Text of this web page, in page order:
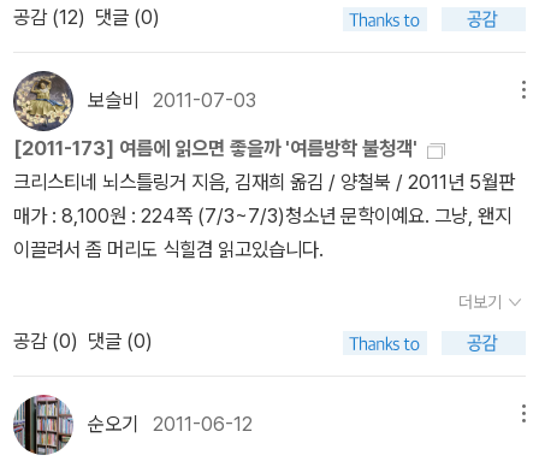
대회 대상도서는 일단 도서관에서 찾아보고... 일과 직업 시리즈 <영
차영차 그물을 올려라> 는 어부가 하는 일을 알게 해주는 책이고,<나
는 우리 마을 주치의>는 의사선생님에 대해 알 수 있는 책이다. 우리
동네에서 한 자리에서 20년 이상 의원을 하는나의 주치의는 동갑이
지만, 여전히 청년처럼 곱다.나는 고혈압 약을 먹으며 늙어간다고 억
울해했더니당신은 겉만 멀쩡하지 고개가 뒤로 돌아가지 않는다며억
울해할 것 없다고 하더라.ㅋㅋ 일과 직업 시리즈는 내가 좋아하는 책
이라 꼭 구입하는데,신간 2권만 갖추면 시리즈를 모두 소장한다.<그
장바구니에 넣고 싶은 책은 늘 넘치지만나를 비롯한 대다수
알라디너에게 지름신 강림을 최대한 자제하도록 요구하는 건 아름다
운 미덕일지도!^^다음 다섯 권은 늘푸른 작은도서관 통장에서 결제하
고 구입할 예정이다. 알라디너 '된장' 최종규님의 책 <뿌리 깊은 글쓰
기> 희망찬샘이 추천한 <독서교육 길라잡이> 중학교 독서회원이 신
인지라 다 완결되면 다시 한번 오디오북으로 읽어볼까합니다. 판타
지소설로 분류하기에 살짝 에매모호한 책이었어요. 성장문학이면서,
미스터리적이기도 하지만 군데 군데 판타지적인 요소들이 이 책을 더
아름답게 느꼈기에 판타지 쪽으로 장르를 선택한 책입니다. 어슐러
르귄의 '어스시의 마법사'는 정말 오랜동안 기대했는데, 기대를 너무
많이해서 좀.... 영어로 읽어야지 더 재미있지 않을까 고민되게 했던
작품이예요. 내년에 영어와 오디오북 함께 도전해볼까 살짝 고민해봅
각으로 쓴 판타지인데 나쁘지 않았어요. 다만, 저는 르귄여사의 작품
이 SF소설이 더 인상적이었던것 같습니다. 1권 읽어보고 다음 권도
구입해서 읽어볼까? 하다가 관두었습니다. 좀 심심했다고 할까요. 구
입보다는 도서관에서 가끔씩 대출해서 읽어보면 좋을것 같아요. 기
대를 했는데, 생각보다 좀 지루했다고 할까... 아이디어는 좋았는데,
던 싸움에 연대했던 경험으로, 비정규직 시대의 불안정한 고용과 열
악한 노동현실을 고발하는 르포다.새벽 6시부터 하루 10시간 이상
노동하면서 고작 75만원을 받는 청소노동자들과, 하루 8시간의 노동
만으론 도저히 살 수 없어 야근이나 특근을 해야만 생계를 꾸리는 현
실에 '인간답게' 살 권리를 요구하는 노동자들을 폭력으로 제압하는
정부와 사용자들. 수조원의 순이익을 내면서도 노동자의 희생만 요구
하는 그들은 상생을 모른단 말인가! 읽는내내 분통이 터지고 눈물도
났다. 많이 배우고 가진 자들이 뭐하는 짓인지... 이 따위 인간들을 보
면, 내 자식이 공부 잘해서 높은 자리에 오르고 지도자가 되었을 때 저
도 눈물도 없는 세상이 되어 가는데, 그래도 의식 있는 젊은이들이 있
고, 더불어 잘 살기 위해 힘쓰고 실천하는 사람들이 있어 희망의 끈을
놓지는 않는다. 인간적인 존중을 받지 못하는 비정규직 노동자들과
에 공개하겠습니다.^^ << 펼친 부분 접기 <<3. 방과후학교 코디네이
데, 코디 채용공고에 아무도 응시하지 않았다고 겸할 수 있는지 물었
다. 8월초채용공고를 보면서, '이거 내가 하면 딱인데...' 생각했었는
데 잘됐다 싶었다. 16일 서류를 준비해 접수하고, 23일 운영위 심의
를 거쳐 확정됐는데 주2회 수업은 안하고 코디업무만 보기로 했다.
방과후학교 코디는 하루 3시간 월 50만원씩 5개월 근무한다. 확정된
내 근무시간은 오후 2시 30분부터 5시 30분까지라 딱 좋다. 하지만
미를 하지 못한다.오늘까지 여덟 번으로 끝나게 됐지만, 누군가 오전
시간으로 바꿔주면 계속 할 수도 있다. 독서회원 중에 내 후임으로 봉
사하겠다더니 매주 묶이는 게 쉽지 않은지 하루 더 심사숙고하겠단
다. 맡은 일이 어려운 건 아닌데 내 시간을 남 위해 쓴다는게 생각처럼
쉬운 일은 아니다. 4. 사람은 앞일을 모른다. 지난 6월 가정위탁에 관
책을 꼭 읽어보고 싶은 생각이 없었으니 어제를 기점으로 달라졌다.
당장이라도 책을 펼쳐서 읽고 싶지만, 그렇게 할 수 없는 여건이 아쉬
운 지금. 이 책의 리뷰들을 읽으면서 얼른 내 손에 [닉 부이치치의 허
그]를 올려놓으리라 다짐한다.지금 내가 처한 건 닉 부이치치의 삶에
비하면 아무것도 아닌 듯.보다 밝고 긍정적인 삶을 사는 나 자신이 되
어야겠다고 생각한다. 책을 읽기도 전에 그런 생각이 드는데, 책을 읽
고 나 자신의 모습이 어떨런지...닉 부이치치의 허그(HUG) 닉 부이
치치 지음, 최종훈 옮김 / 두란노 / 2010년 10월언제나 환율에 민감
해지는 나.예전에 한국에 살 땐 환율변동은 그저 교과서에 나오는 것
정도로 생각했던 때가 있다. IMF 때가 되어서야 비로소 '아, 국가 경
폐전쟁 시리즈를 보면서, 꼭 읽고 싶다는 생각이 든다. 전 세계가 유기
적으로 돌아가며 국가간 밀접한 영향력이 발휘되는 21세기 우리나라
공감 (12) 댓글 (0)
보슬비 2011-07-03
[2011-173] 여름에 읽으면 좋을까 '여름방학 불청객'
크리스티네 뇌스틀링거 지음, 김재희 옮김 / 양철북 / 2011년 5월판
매가 : 8,100원 : 224쪽 (7/3~7/3)청소년 문학이예요. 그냥, 왠지
이끌려서 좀 머리도 식힐겸 읽고있습니다.
더보기
공감 (0) 댓글 (0)
순오기 2011-06-12